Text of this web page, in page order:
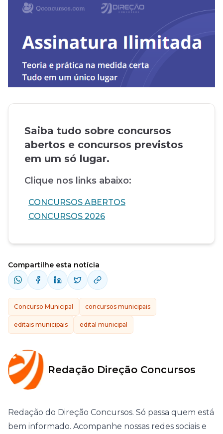
Saiba tudo sobre concursos
abertos e concursos previstos
em um só lugar.
Clique nos links abaixo:
CONCURSOS ABERTOS
CONCURSOS 2026
Compartilhe esta notícia
Concurso Municipal concursos municipais
editais municipais edital municipal
Redação Direção Concursos
Redação do Direção Concursos. Só passa quem está
bem informado. Acompanhe nossas redes sociais e